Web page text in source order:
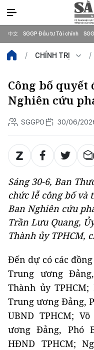
中文 SGGP Đầu tư Tài chính
CHÍNH TRỊ
Công bố
Nghiên cứu
SGGPO 30/06/
Sáng 30-6, Ban
chức lễ công bố và
Ban Nghiên cứu
Trần Lưu Quang,
Thành ủy TPHCM,
Đến dự có các
Trung ương
Thành ủy
Trung ương Đảng,
UBND TPHCM;
ương Đảng, Phó
HĐND TPHCM;